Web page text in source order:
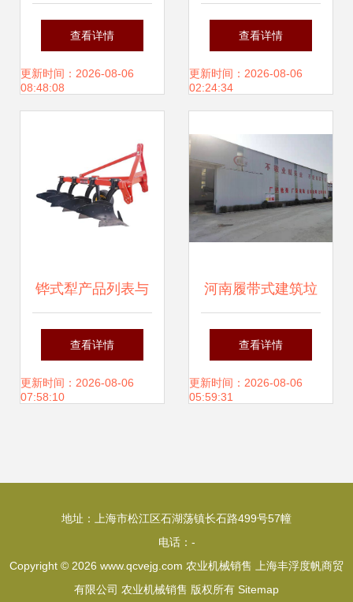
2.5Q)水稻联合收
割机 农业生产的技
探析
查看详情
更新时间：2026-08-06
08:48:08
更健康——浅谈瑞
山机械秸秆铡草揉
查看详情
更新时间：2026-08-06
02:24:34
铧式犁产品列表与
农业机械网销售解
析
查看详情
更新时间：2026-08-06
07:58:10
河南履带式建筑垃
圾成套处理设备销
售优选企业 助力绿
查看详情
更新时间：2026-08-06
05:59:31
地址：上海市松江区石湖荡镇长石路499号57幢
电话：-
Copyright © 2026 www.qcvejg.com 农业机械销售
上海丰浮度帆商贸
有限公司 农业机械销售 版权所有 Sitemap